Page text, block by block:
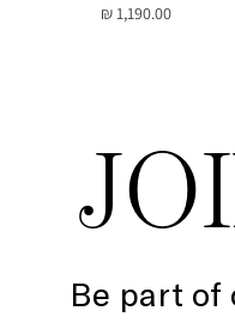
₪ 1,190.00
Be part of